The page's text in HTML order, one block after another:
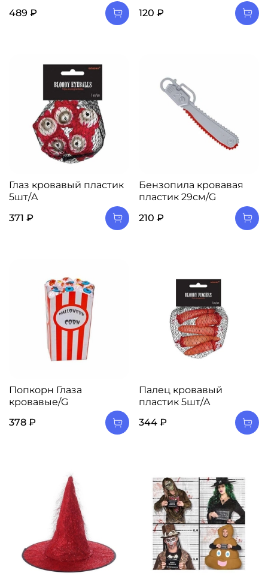
489 ₽
120 ₽
Глаз кровавый пластик
5шт/A
371 ₽
Бензопила кровавая
пластик 29см/G
210 ₽
Попкорн Глаза
кровавые/G
378 ₽
Палец кровавый
пластик 5шт/A
344 ₽